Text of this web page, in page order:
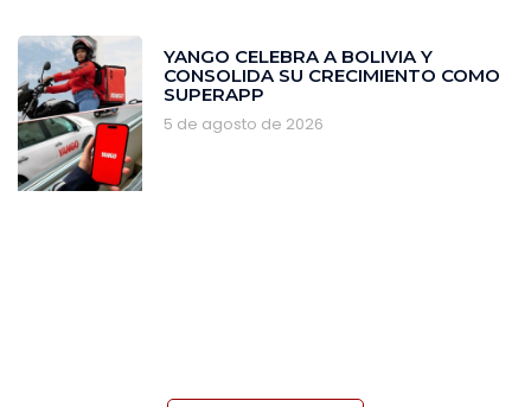
YANGO CELEBRA A BOLIVIA Y
CONSOLIDA SU CRECIMIENTO COMO
SUPERAPP
5 de agosto de 2026